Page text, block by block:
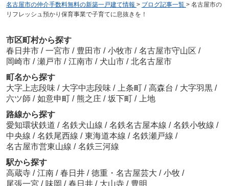
名古屋市の仲介手数料無料の新築一戸建て情報 > ブログ記事一覧 > 名古屋市の
リフレッシュ預かり保育事業で子育てに息抜きを！
市区町村から探す
春日井市 / 一宮市 / 豊田市 / 小牧市 / 名古屋市守山区 /
岡崎市 / 瀬戸市 / 江南市 / 犬山市 / 北名古屋市
町名から探す
大字上志段味 / 大字中志段味 / 上条町 / 高森台 / 大字羽黒 /
六ツ師 / 如意申町 / 熊之庄 / 坂下町 /
上地
路線から探す
愛知環状鉄道 / 名鉄犬山線 / 名鉄名古屋本線 / 名鉄小牧線 /
中央線 / 名鉄尾西線 / 東海道本線 / 名鉄瀬戸線 /
名古屋市営東山線 / 名鉄三河線
駅から探す
高蔵寺 / 江南 / 春日井 / 徳重・名古屋芸大 / 小牧 /
尾張一宮 / 味岡 / 春日井 / 大山寺 / 豊明